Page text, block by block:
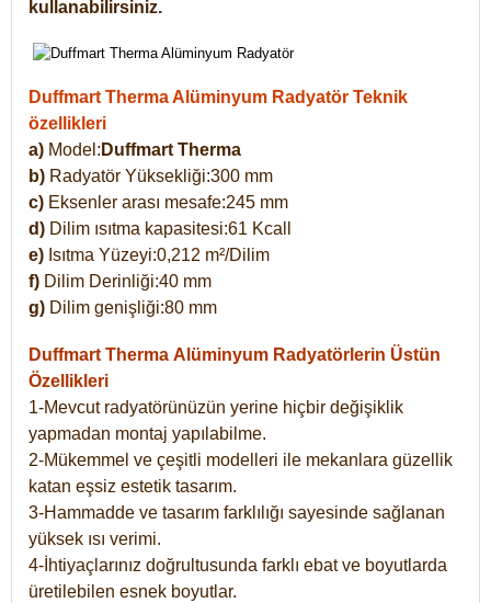
kullanabilirsiniz.
Duffmart Therma Alüminyum Radyatör Teknik
özellikleri
a) Model: Duffmart Therma
b) Radyatör Yüksekliği:300 mm
c) Eksenler arası mesafe:245 mm
d) Dilim ısıtma kapasitesi:61 Kcall
e) Isıtma Yüzeyi:0,212 m²/Dilim
f) Dilim Derinliği:40 mm
g) Dilim genişliği:80 mm
Duffmart Therma Alüminyum Radyatörlerin Üstün
Özellikleri
1-Mevcut radyatörünüzün yerine hiçbir değişiklik
yapmadan montaj yapılabilme.
2-Mükemmel ve çeşitli modelleri ile mekanlara güzellik
katan eşsiz estetik tasarım.
3-Hammadde ve tasarım farklılığı sayesinde sağlanan
yüksek ısı verimi.
4-İhtiyaçlarınız doğrultusunda farklı ebat ve boyutlarda
üretilebilen esnek boyutlar.